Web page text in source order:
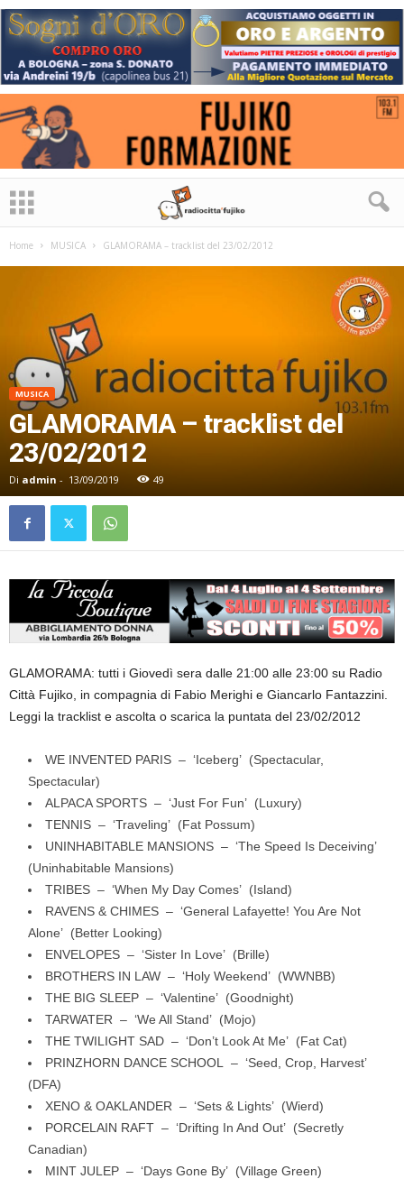
Home MUSICA GLAMORAMA – tracklist del 23/02/2012
MUSICA
GLAMORAMA – tracklist del
23/02/2012
Di admin - 13/09/2019 49
GLAMORAMA: tutti i Giovedì sera dalle 21:00 alle 23:00 su Radio
Città Fujiko, in compagnia di Fabio Merighi e Giancarlo Fantazzini.
Leggi la tracklist e ascolta o scarica la puntata del 23/02/2012
WE INVENTED PARIS – ‘Iceberg’ (Spectacular,
Spectacular)
ALPACA SPORTS – ‘Just For Fun’ (Luxury)
TENNIS – ‘Traveling’ (Fat Possum)
UNINHABITABLE MANSIONS – ‘The Speed Is Deceiving’
(Uninhabitable Mansions)
TRIBES – ‘When My Day Comes’ (Island)
RAVENS & CHIMES – ‘General Lafayette! You Are Not
Alone’ (Better Looking)
ENVELOPES – ‘Sister In Love’ (Brille)
BROTHERS IN LAW – ‘Holy Weekend’ (WWNBB)
THE BIG SLEEP – ‘Valentine’ (Goodnight)
TARWATER – ‘We All Stand’ (Mojo)
THE TWILIGHT SAD – ‘Don’t Look At Me’ (Fat Cat)
PRINZHORN DANCE SCHOOL – ‘Seed, Crop, Harvest’
(DFA)
XENO & OAKLANDER – ‘Sets & Lights’ (Wierd)
PORCELAIN RAFT – ‘Drifting In And Out’ (Secretly
Canadian)
MINT JULEP – ‘Days Gone By’ (Village Green)